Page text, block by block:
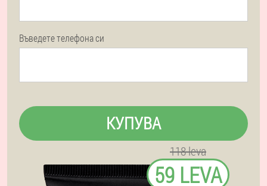
Въведете телефона си
КУПУВА
118 leva
59 LEVA